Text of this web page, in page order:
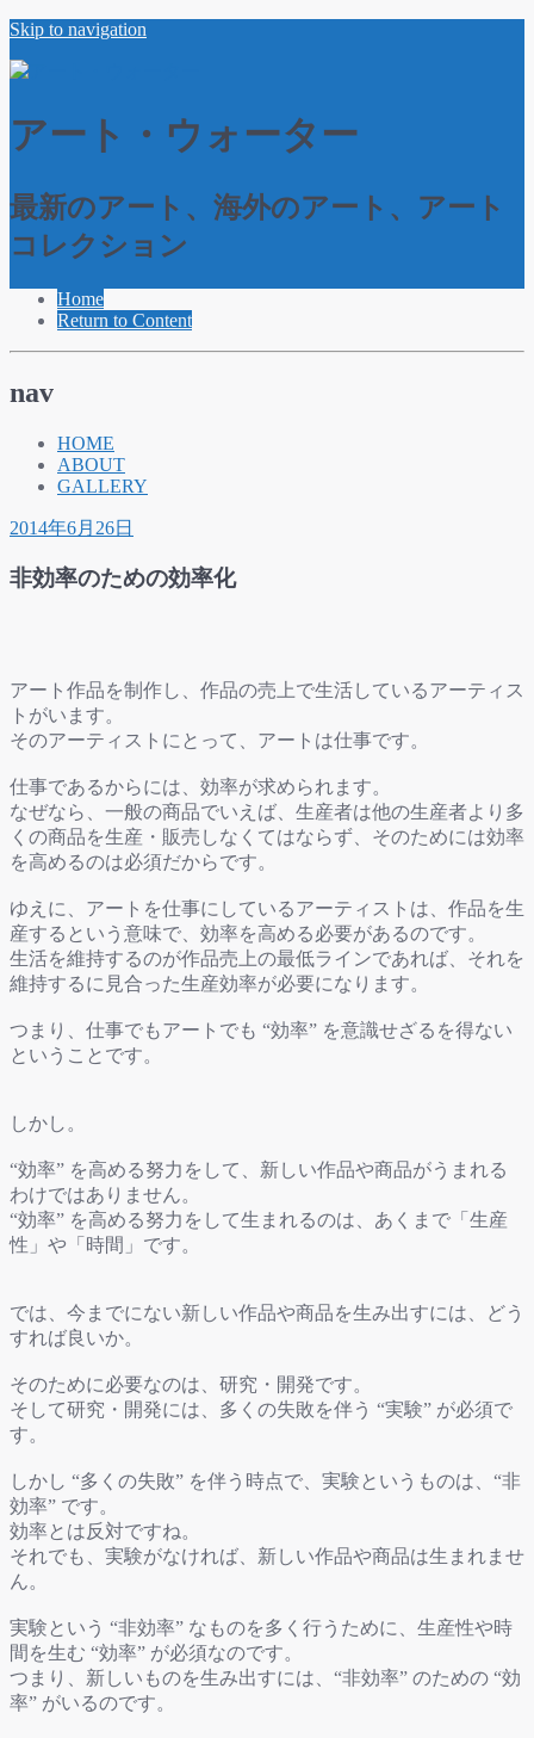
Skip to navigation
アート・ウォーター
最新のアート、海外のアート、アート
コレクション
Home
Return to Content
nav
HOME
ABOUT
GALLERY
2014年6月26日
非効率のための効率化
アート作品を制作し、作品の売上で生活しているアーティス
トがいます。
そのアーティストにとって、アートは仕事です。
仕事であるからには、効率が求められます。
なぜなら、一般の商品でいえば、生産者は他の生産者より多
くの商品を生産・販売しなくてはならず、そのためには効率
を高めるのは必須だからです。
ゆえに、アートを仕事にしているアーティストは、作品を生
産するという意味で、効率を高める必要があるのです。
生活を維持するのが作品売上の最低ラインであれば、それを
維持するに見合った生産効率が必要になります。
つまり、仕事でもアートでも “効率” を意識せざるを得ない
ということです。
しかし。
“効率” を高める努力をして、新しい作品や商品がうまれる
わけではありません。
“効率” を高める努力をして生まれるのは、あくまで「生産
性」や「時間」です。
では、今までにない新しい作品や商品を生み出すには、どう
すれば良いか。
そのために必要なのは、研究・開発です。
そして研究・開発には、多くの失敗を伴う “実験” が必須で
す。
しかし “多くの失敗” を伴う時点で、実験というものは、“非
効率” です。
効率とは反対ですね。
それでも、実験がなければ、新しい作品や商品は生まれませ
ん。
実験という “非効率” なものを多く行うために、生産性や時
間を生む “効率” が必須なのです。
つまり、新しいものを生み出すには、“非効率” のための “効
率” がいるのです。